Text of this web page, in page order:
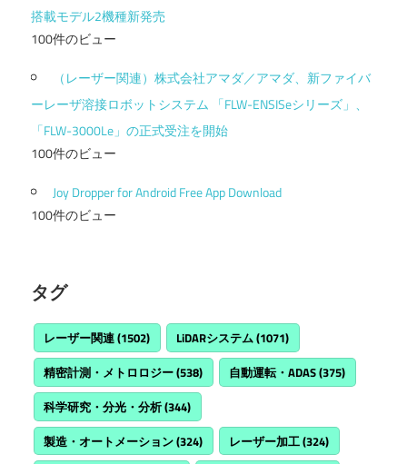
搭載モデル2機種新発売
100件のビュー
（レーザー関連）株式会社アマダ／アマダ、新ファイバ
ーレーザ溶接ロボットシステム 「FLW-ENSISeシリーズ」、
「FLW-3000Le」の正式受注を開始
100件のビュー
Joy Dropper for Android Free App Download
100件のビュー
タグ
レーザー関連(1502) LiDARシステム(1071)
精密計測・メトロロジー(538) 自動運転・ADAS(375)
科学研究・分光・分析(344)
製造・オートメーション(324) レーザー加工(324)